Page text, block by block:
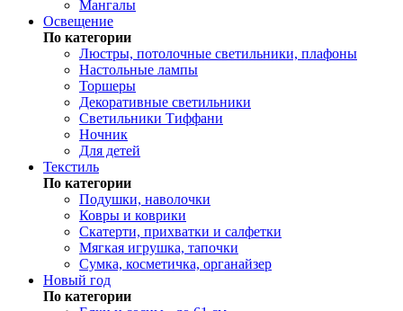
Мангалы
Освещение
По категории
Люстры, потолочные светильники, плафоны
Настольные лампы
Торшеры
Декоративные светильники
Светильники Тиффани
Ночник
Для детей
Текстиль
По категории
Подушки, наволочки
Ковры и коврики
Скатерти, прихватки и салфетки
Мягкая игрушка, тапочки
Сумка, косметичка, органайзер
Новый год
По категории